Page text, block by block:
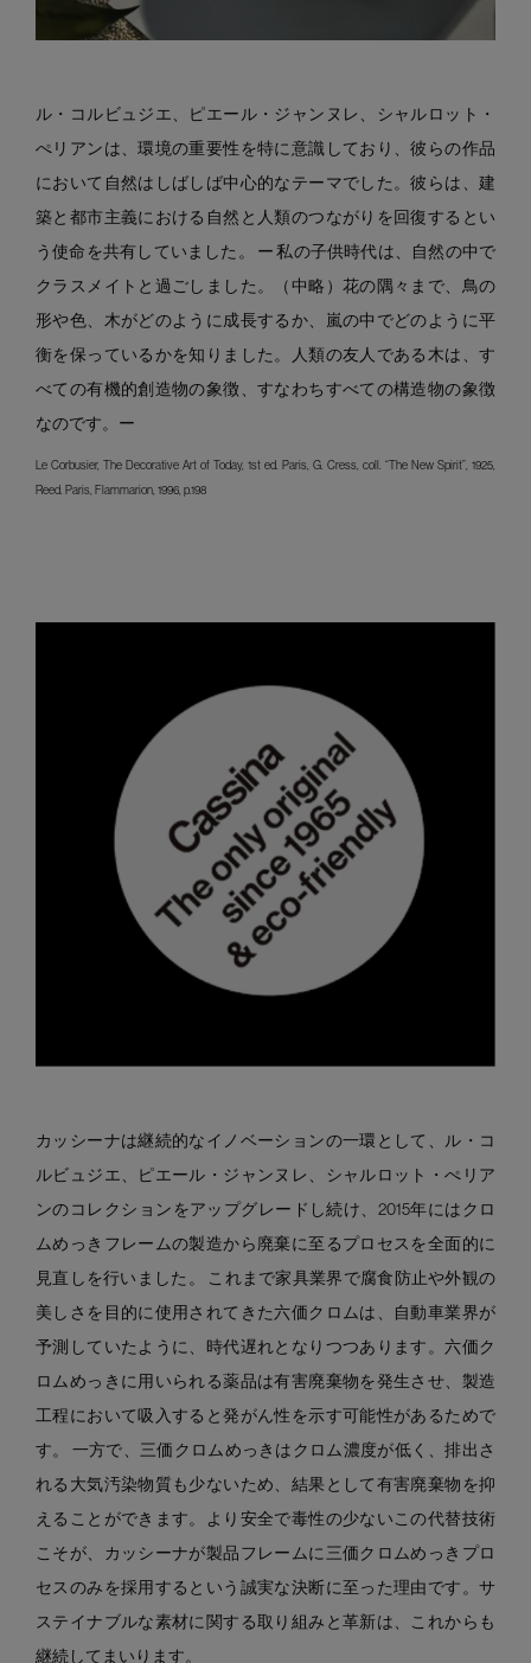
ル・コルビュジエ、ピエール・ジャンヌレ、シャルロット・
ぺリアンは、環境の重要性を特に意識しており、彼らの作品
において自然はしばしば中心的なテーマでした。彼らは、建
築と都市主義における自然と人類のつながりを回復するとい
う使命を共有していました。 ー 私の子供時代は、自然の中で
クラスメイトと過ごしました。（中略）花の隅々まで、鳥の
形や色、木がどのように成長するか、嵐の中でどのように平
衡を保っているかを知りました。人類の友人である木は、す
べての有機的創造物の象徴、すなわちすべての構造物の象徴
なのです。ー
Le Corbusier, The Decorative Art of Today, 1st ed. Paris, G. Cress, coll. “The New Spirit”, 1925,
Reed. Paris, Flammarion, 1996, p.198
カッシーナは継続的なイノベーションの一環として、ル・コ
ルビュジエ、ピエール・ジャンヌレ、シャルロット・ぺリア
ンのコレクションをアップグレードし続け、2015年にはクロ
ムめっきフレームの製造から廃棄に至るプロセスを全面的に
見直しを行いました。 これまで家具業界で腐食防止や外観の
美しさを目的に使用されてきた六価クロムは、自動車業界が
予測していたように、時代遅れとなりつつあります。六価ク
ロムめっきに用いられる薬品は有害廃棄物を発生させ、製造
工程において吸入すると発がん性を示す可能性があるためで
す。 一方で、三価クロムめっきはクロム濃度が低く、排出さ
れる大気汚染物質も少ないため、結果として有害廃棄物を抑
えることができます。より安全で毒性の少ないこの代替技術
こそが、カッシーナが製品フレームに三価クロムめっきプロ
セスのみを採用するという誠実な決断に至った理由です。サ
ステイナブルな素材に関する取り組みと革新は、これからも
継続してまいります。